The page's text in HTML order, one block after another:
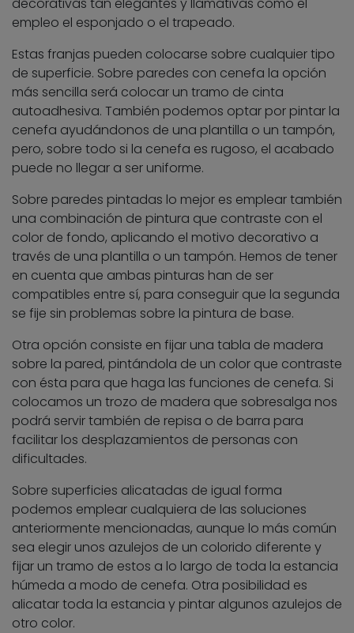
empleo el esponjado o el trapeado.
Estas franjas pueden colocarse sobre cualquier tipo
de superficie. Sobre paredes con cenefa la opción
más sencilla será colocar un tramo de cinta
autoadhesiva. También podemos optar por pintar la
cenefa ayudándonos de una plantilla o un tampón,
pero, sobre todo si la cenefa es rugoso, el acabado
puede no llegar a ser uniforme.
Sobre paredes pintadas lo mejor es emplear también
una combinación de pintura que contraste con el
color de fondo, aplicando el motivo decorativo a
través de una plantilla o un tampón. Hemos de tener
en cuenta que ambas pinturas han de ser
compatibles entre sí, para conseguir que la segunda
se fije sin problemas sobre la pintura de base.
Otra opción consiste en fijar una tabla de madera
sobre la pared, pintándola de un color que contraste
con ésta para que haga las funciones de cenefa. Si
colocamos un trozo de madera que sobresalga nos
podrá servir también de repisa o de barra para
facilitar los desplazamientos de personas con
dificultades.
Sobre superficies alicatadas de igual forma
podemos emplear cualquiera de las soluciones
anteriormente mencionadas, aunque lo más común
sea elegir unos azulejos de un colorido diferente y
fijar un tramo de estos a lo largo de toda la estancia
húmeda a modo de cenefa. Otra posibilidad es
alicatar toda la estancia y pintar algunos azulejos de
otro color.